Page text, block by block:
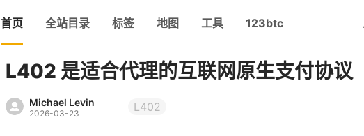
首页 全站目录 标签 地图 工具 123btc
L402 是适合代理的互联网原生支付协议
Michael Levin
2026-03-23 L402